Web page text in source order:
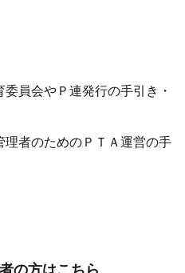
委員会やＰ連発行の手引き・
者のためのＰＴＡ運営の手
の方はこちら